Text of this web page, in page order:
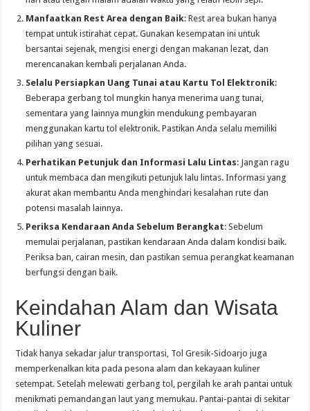
Manfaatkan Rest Area dengan Baik: Rest area bukan hanya
tempat untuk istirahat cepat. Gunakan kesempatan ini untuk
bersantai sejenak, mengisi energi dengan makanan lezat, dan
merencanakan kembali perjalanan Anda.
Selalu Persiapkan Uang Tunai atau Kartu Tol Elektronik:
Beberapa gerbang tol mungkin hanya menerima uang tunai,
sementara yang lainnya mungkin mendukung pembayaran
menggunakan kartu tol elektronik. Pastikan Anda selalu memiliki
pilihan yang sesuai.
Perhatikan Petunjuk dan Informasi Lalu Lintas: Jangan ragu
untuk membaca dan mengikuti petunjuk lalu lintas. Informasi yang
akurat akan membantu Anda menghindari kesalahan rute dan
potensi masalah lainnya.
Periksa Kendaraan Anda Sebelum Berangkat: Sebelum
memulai perjalanan, pastikan kendaraan Anda dalam kondisi baik.
Periksa ban, cairan mesin, dan pastikan semua perangkat keamanan
berfungsi dengan baik.
Keindahan Alam dan Wisata
Kuliner
Tidak hanya sekadar jalur transportasi, Tol Gresik-Sidoarjo juga
memperkenalkan kita pada pesona alam dan kekayaan kuliner
setempat. Setelah melewati gerbang tol, pergilah ke arah pantai untuk
menikmati pemandangan laut yang memukau. Pantai-pantai di sekitar